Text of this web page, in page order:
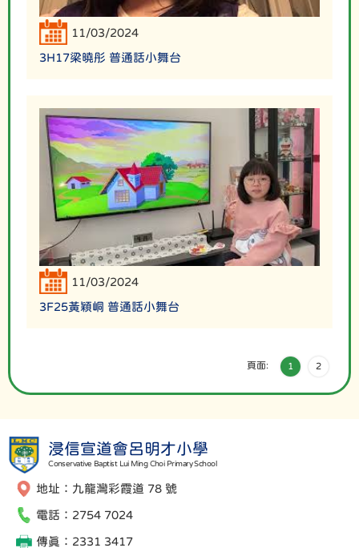
11/03/2024
3H17梁曉彤 普通話小舞台
11/03/2024
3F25黃穎峒 普通話小舞台
頁面: 1 2
浸信宣道會呂明才小學
Conservative Baptist Lui Ming Choi Primary School
地址：九龍灣彩霞道 78 號
電話：2754 7024
傳真：2331 3417